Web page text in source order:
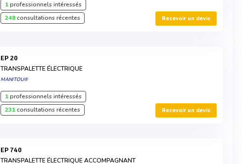
1professionnels intéressés
248consultations récentes Recevoir un devis
EP 20
TRANSPALETTE ÉLECTRIQUE
MANITOU®
1professionnels intéressés
231consultations récentes Recevoir un devis
EP 740
TRANSPALETTE ÉLECTRIQUE ACCOMPAGNANT